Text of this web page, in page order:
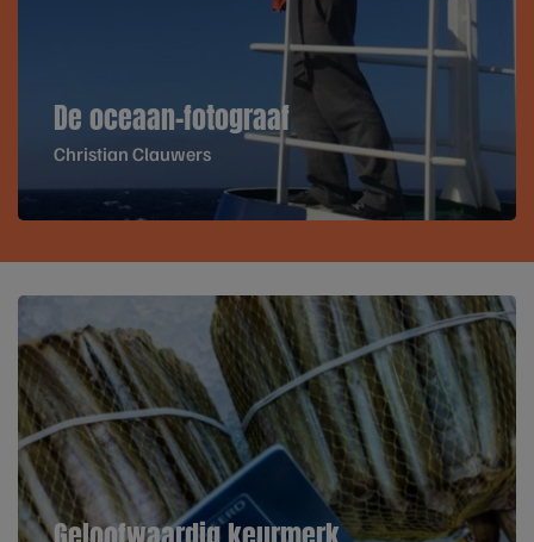
De oceaan-fotograaf
Christian Clauwers